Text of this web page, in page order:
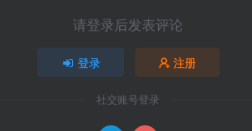
请登录后发表评论
登录 注册
社交账号登录